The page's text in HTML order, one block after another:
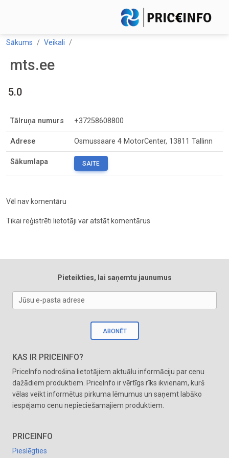
Sākums Veikali
mts.ee
5.0
Tālruņa numurs +37258608800
Adrese Osmussaare 4 MotorCenter, 13811 Tallinn
Sākumlapa SAITE
Vēl nav komentāru
Tikai reģistrēti lietotāji var atstāt komentārus
Pieteikties, lai saņemtu jaunumus
Jūsu e-pasta adrese
ABONĒT
KAS IR PRICEINFO?
PriceInfo nodrošina lietotājiem aktuālu informāciju par cenu
dažādiem produktiem. PriceInfo ir vērtīgs rīks ikvienam, kurš
vēlas veikt informētus pirkuma lēmumus un saņemt labāko
iespējamo cenu nepieciešamajiem produktiem.
PRICEINFO
Pieslēgties